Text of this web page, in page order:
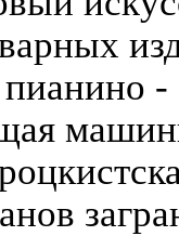
пианино -